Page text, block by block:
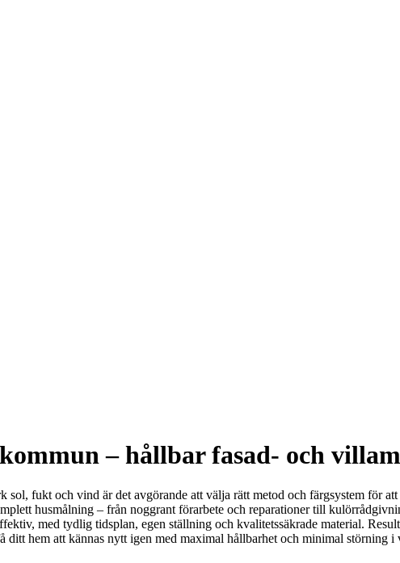
– hållbar fasad- och
fukt och vind är det avgörande att välja rätt metod och färgsystem för
husmålning – från noggrant förarbete och reparationer till
med tydlig tidsplan, egen ställning och kvalitetssäkrade material.
hem att kännas nytt igen med maximal hållbarhet och minimal störning i